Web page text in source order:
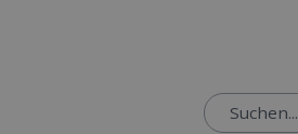
Suchen...